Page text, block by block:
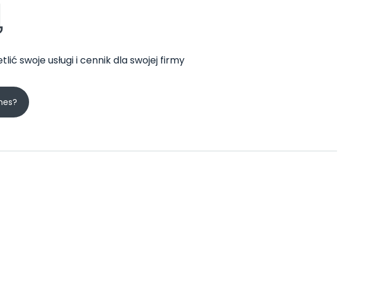
swoje usługi i cennik dla swojej firmy